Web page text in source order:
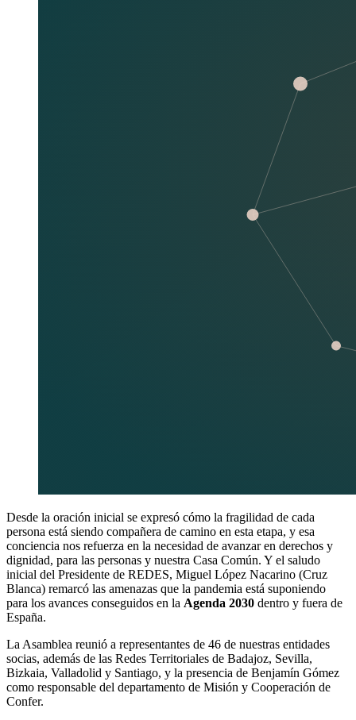
Desde la oración inicial se expresó cómo la fragilidad de cada
persona está siendo compañera de camino en esta etapa, y esa
conciencia nos refuerza en la necesidad de avanzar en derechos y
dignidad, para las personas y nuestra Casa Común. Y el saludo
inicial del Presidente de REDES, Miguel López Nacarino (Cruz
Blanca) remarcó las amenazas que la pandemia está suponiendo
para los avances conseguidos en la Agenda 2030 dentro y fuera de
España.
La Asamblea reunió a representantes de 46 de nuestras entidades
socias, además de las Redes Territoriales de Badajoz, Sevilla,
Bizkaia, Valladolid y Santiago, y la presencia de Benjamín Gómez
como responsable del departamento de Misión y Cooperación de
Confer.